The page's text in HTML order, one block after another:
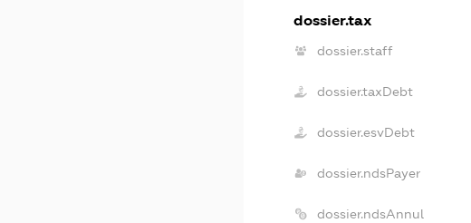
dossier.tax
dossier.staff
dossier.taxDebt
dossier.esvDebt
dossier.ndsPayer
dossier.ndsAnnul